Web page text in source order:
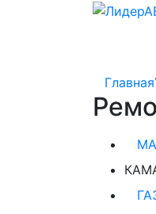
Главная